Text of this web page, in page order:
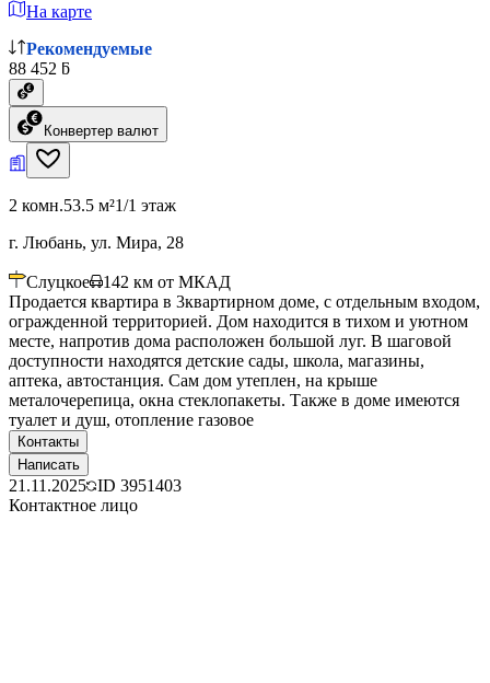
На карте
Рекомендуемые
88 452 ƃ
Конвертер валют
2 комн.53.5 м²1/1 этаж
г. Любань, ул. Мира, 28
Слуцкое 142 км от МКАД
Продается квартира в 3квартирном доме, с отдельным входом,
огражденной территорией. Дом находится в тихом и уютном
месте, напротив дома расположен большой луг. В шаговой
доступности находятся детские сады, школа, магазины,
аптека, автостанция. Сам дом утеплен, на крыше
металочерепица, окна стеклопакеты. Также в доме имеются
туалет и душ, отопление газовое
Контакты
Написать
21.11.2025 ID 3951403
Контактное лицо